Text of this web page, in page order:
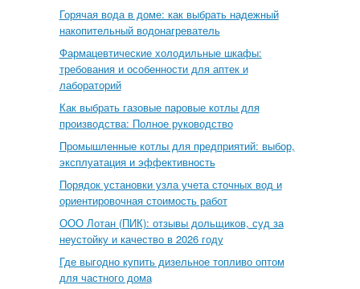
Горячая вода в доме: как выбрать надежный
накопительный водонагреватель
Фармацевтические холодильные шкафы:
требования и особенности для аптек и
лабораторий
Как выбрать газовые паровые котлы для
производства: Полное руководство
Промышленные котлы для предприятий: выбор,
эксплуатация и эффективность
Порядок установки узла учета сточных вод и
ориентировочная стоимость работ
ООО Лотан (ПИК): отзывы дольщиков, суд за
неустойку и качество в 2026 году
Где выгодно купить дизельное топливо оптом
для частного дома